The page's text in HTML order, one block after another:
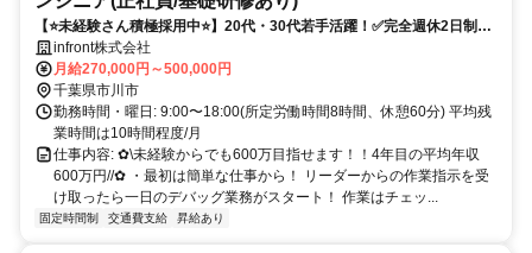
【⭐️未経験さん積極採用中⭐️】20代・30代若手活躍！✅完全週休2日制✅
年間休日120日
​infront株式会社
月給270,000円～500,000円
千葉県市川市
勤務時間・曜日: 9:00〜18:00(所定労働時間8時間、休憩60分) 平均残
業時間は10時間程度/月
仕事内容: ✿\未経験からでも600万目指せます！！4年目の平均年収
600万円//✿ ・最初は簡単な仕事から！ リーダーからの作業指示を受
け取ったら一日のデバッグ業務がスタート！ 作業はチェッ...
固定時間制 交通費支給 昇給あり